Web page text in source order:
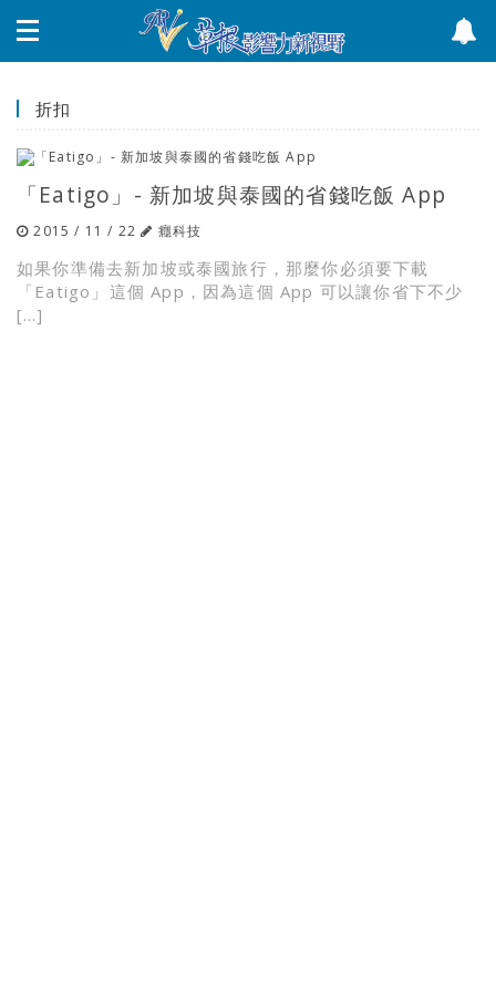
折扣
「Eatigo」- 新加坡與泰國的省錢吃飯 App
2015 / 11 / 22 癮科技
如果你準備去新加坡或泰國旅行，那麼你必須要下載
「Eatigo」這個 App，因為這個 App 可以讓你省下不少
[…]